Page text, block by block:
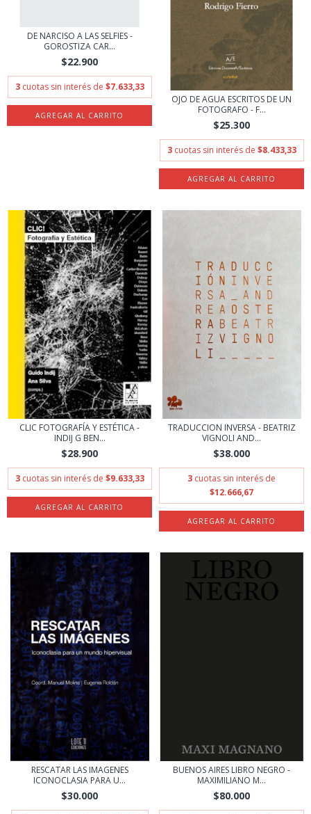
DE NARCISO A LAS SELFIES -
GOROSTIZA CAR...
$22.900
3 cuotas sin interés de $7.633,33
OJO DE AGUA ESCRITOS DE UN
FOTOGRAFO - F...
$25.300
3 cuotas sin interés de $8.433,33
CLIC FOTOGRAFÍA Y ESTÉTICA -
INDIJ G BEN...
$28.900
3 cuotas sin interés de $9.633,33
TRADUCCION INVERSA - BEATRIZ
VIGNOLI AND...
$38.000
3 cuotas sin interés de
$12.666,67
RESCATAR LAS IMAGENES
ICONOCLASIA PARA U...
$30.000
BUENOS AIRES LIBRO NEGRO -
MAXIMILIANO M...
$80.000